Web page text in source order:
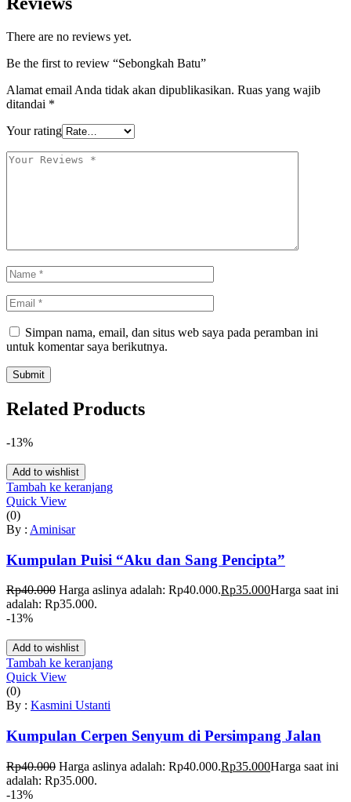
There are no reviews yet.
Be the first to review “Sebongkah Batu”
Alamat email Anda tidak akan dipublikasikan. Ruas yang wajib
ditandai *
Your rating
Simpan nama, email, dan situs web saya pada peramban ini
untuk komentar saya berikutnya.
Related Products
-13%
Add to wishlist
Tambah ke keranjang
Quick View
(0)
By : Aminisar
Kumpulan Puisi “Aku dan Sang Pencipta”
Rp40.000 Harga aslinya adalah: Rp40.000.Rp35.000Harga saat ini
adalah: Rp35.000.
-13%
Add to wishlist
Tambah ke keranjang
Quick View
(0)
By : Kasmini Ustanti
Kumpulan Cerpen Senyum di Persimpang Jalan
Rp40.000 Harga aslinya adalah: Rp40.000.Rp35.000Harga saat ini
adalah: Rp35.000.
-13%